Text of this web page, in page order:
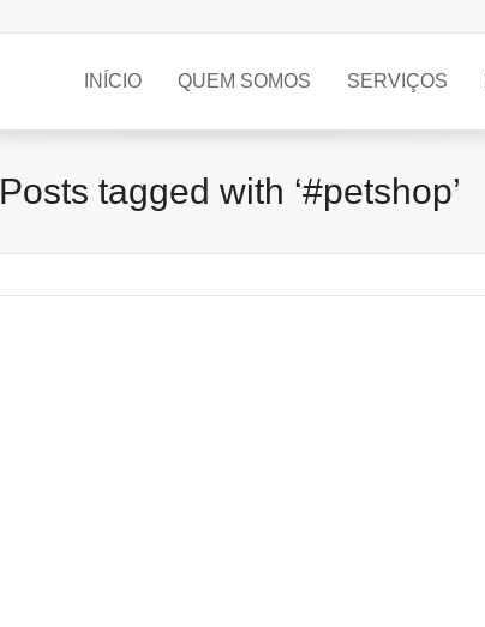
INÍCIO QUEM SOMOS SERVIÇOS
Posts tagged with ‘#petshop’